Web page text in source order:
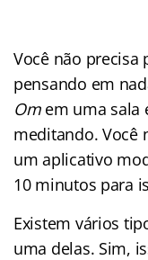
Você não precisa
pensando em
Omem uma sala
meditando. Você
um aplicativo
10 minutos para
Existem vários
uma delas. Sim,